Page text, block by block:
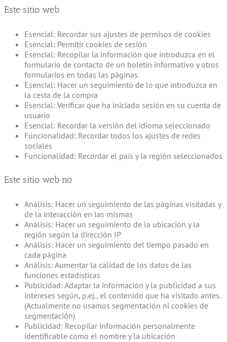
Este sitio web
Esencial: Recordar sus ajustes de permisos de cookies
Esencial: Permitir cookies de sesión
Esencial: Recopilar la información que introduzca en el
formulario de contacto de un boletín informativo y otros
formularios en todas las páginas
Esencial: Hacer un seguimiento de lo que introduzca en
la cesta de la compra
Esencial: Verificar que ha iniciado sesión en su cuenta de
usuario
Esencial: Recordar la versión del idioma seleccionado
Funcionalidad: Recordar todos los ajustes de redes
sociales
Funcionalidad: Recordar el país y la región seleccionados
Este sitio web no
Análisis: Hacer un seguimiento de las páginas visitadas y
de la interacción en las mismas
Análisis: Hacer un seguimiento de la ubicación y la
región según la dirección IP
Análisis: Hacer un seguimiento del tiempo pasado en
cada página
Análisis: Aumentar la calidad de los datos de las
funciones estadísticas
Publicidad: Adaptar la información y la publicidad a sus
intereses según, p.ej., el contenido que ha visitado antes.
(Actualmente no usamos segmentación ni cookies de
segmentación)
Publicidad: Recopilar información personalmente
identificable como el nombre y la ubicación